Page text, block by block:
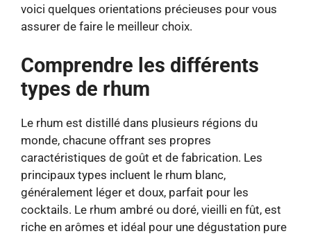
voici quelques orientations précieuses pour vous
assurer de faire le meilleur choix.
Comprendre les différents
types de rhum
Le rhum est distillé dans plusieurs régions du
monde, chacune offrant ses propres
caractéristiques de goût et de fabrication. Les
principaux types incluent le rhum blanc,
généralement léger et doux, parfait pour les
cocktails. Le rhum ambré ou doré, vieilli en fût, est
riche en arômes et idéal pour une dégustation pure